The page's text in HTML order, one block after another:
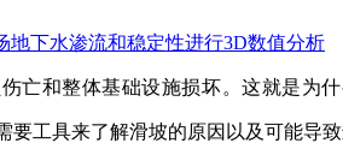
亡和整体基础设施损坏。这就是
要工具来了解滑坡的原因以及可能导致